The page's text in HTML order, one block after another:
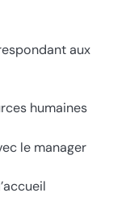
aux
humaines
le manager